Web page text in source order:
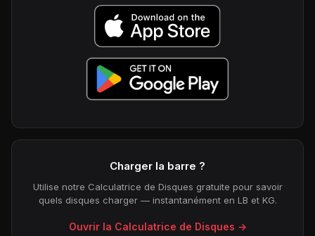
Charger la barre ?
Utilise notre Calculatrice de Disques gratuite pour savoir
quels disques charger — instantanément en LB et KG.
Ouvrir la Calculatrice de Disques →